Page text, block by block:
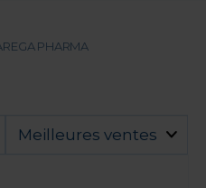
PHARMA
Meilleures ventes